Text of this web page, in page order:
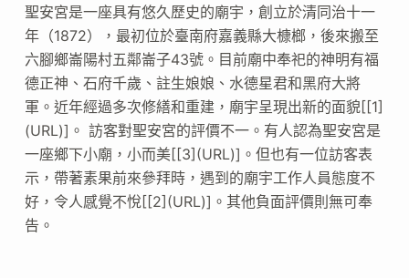
聖安宮是一座具有悠久歷史的廟宇，創立於清同治十一
年（1872），最初位於臺南府嘉義縣大槺榔，後來搬至
六腳鄉崙陽村五鄰崙子43號。目前廟中奉祀的神明有福
德正神、石府千歲、註生娘娘、水德星君和黑府大將
軍。近年經過多次修繕和重建，廟宇呈現出新的面貌[[1]
(URL)]。 訪客對聖安宮的評價不一。有人認為聖安宮是
一座鄉下小廟，小而美[[3](URL)]。但也有一位訪客表
示，帶著素果前來參拜時，遇到的廟宇工作人員態度不
好，令人感覺不悅[[2](URL)]。其他負面評價則無可奉
告。